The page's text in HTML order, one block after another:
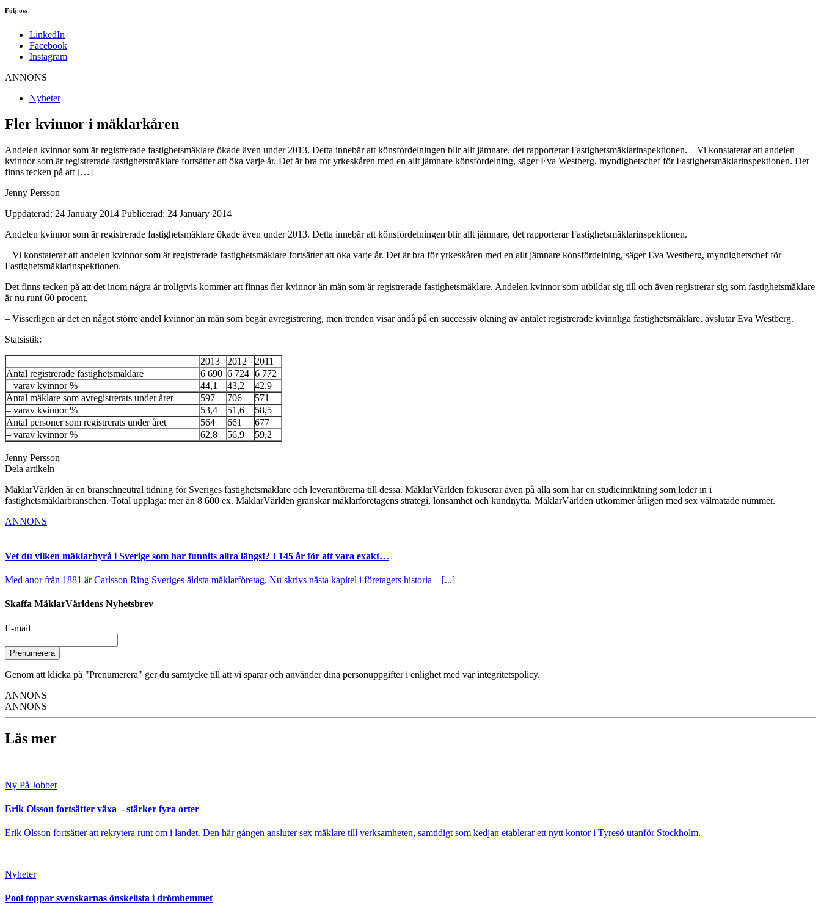
Följ oss
LinkedIn
Facebook
Instagram
ANNONS
Nyheter
Fler kvinnor i mäklarkåren
Andelen kvinnor som är registrerade fastighetsmäklare ökade även under 2013. Detta innebär att könsfördelningen blir allt jämnare, det rapporterar Fastighetsmäklarinspektionen. – Vi konstaterar att andelen
kvinnor som är registrerade fastighetsmäklare fortsätter att öka varje år. Det är bra för yrkeskåren med en allt jämnare könsfördelning, säger Eva Westberg, myndighetschef för Fastighetsmäklarinspektionen. Det
finns tecken på att […]
Jenny Persson
Uppdaterad: 24 January 2014 Publicerad: 24 January 2014
Andelen kvinnor som är registrerade fastighetsmäklare ökade även under 2013. Detta innebär att könsfördelningen blir allt jämnare, det rapporterar Fastighetsmäklarinspektionen.
– Vi konstaterar att andelen kvinnor som är registrerade fastighetsmäklare fortsätter att öka varje år. Det är bra för yrkeskåren med en allt jämnare könsfördelning, säger Eva Westberg, myndighetschef för
Fastighetsmäklarinspektionen.
Det finns tecken på att det inom några år troligtvis kommer att finnas fler kvinnor än män som är registrerade fastighetsmäklare. Andelen kvinnor som utbildar sig till och även registrerar sig som fastighetsmäklare
är nu runt 60 procent.
– Visserligen är det en något större andel kvinnor än män som begär avregistrering, men trenden visar ändå på en successiv ökning av antalet registrerade kvinnliga fastighetsmäklare, avslutar Eva Westberg.
Statsistik:
2013 2012
2011
Antal registrerade fastighetsmäklare
6 690 6 724 6 772
– varav kvinnor %
44,1 43,2
42,9
Antal mäklare som avregistrerats under året
597 706
571
– varav kvinnor %
53,4 51,6
58,5
Antal personer som registrerats under året
564 661
677
– varav kvinnor %
62,8 56,9 59,2
Jenny Persson
Dela artikeln
MäklarVärlden är en branschneutral tidning för Sveriges fastighetsmäklare och leverantörerna till dessa. MäklarVärlden fokuserar även på alla som har en studieinriktning som leder in i
fastighetsmäklarbranschen. Total upplaga: mer än 8 600 ex. MäklarVärlden granskar mäklarföretagens strategi, lönsamhet och kundnytta. MäklarVärlden utkommer årligen med sex välmatade nummer.
ANNONS
Vet du vilken mäklarbyrå i Sverige som har funnits allra längst? I 145 år för att vara exakt…
Med anor från 1881 är Carlsson Ring Sveriges äldsta mäklarföretag. Nu skrivs nästa kapitel i företagets historia – [...]
Skaffa MäklarVärldens Nyhetsbrev
E-mail
Prenumerera
Genom att klicka på "Prenumerera" ger du samtycke till att vi sparar och använder dina personuppgifter i enlighet med vår integritetspolicy.
ANNONS
ANNONS
Läs mer
Ny På Jobbet
Erik Olsson fortsätter växa – stärker fyra orter
Erik Olsson fortsätter att rekrytera runt om i landet. Den här gången ansluter sex mäklare till verksamheten, samtidigt som kedjan etablerar ett nytt kontor i Tyresö utanför Stockholm.
Nyheter
Pool toppar svenskarnas önskelista i drömhemmet